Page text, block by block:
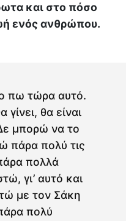
και στο πόσο
ενός ανθρώπου.
πω τώρα αυτό.
θα είναι
μπορώ να το
πάρα πολύ τις
πολλά
γι’ αυτό και
με τον Σάκη
πολύ